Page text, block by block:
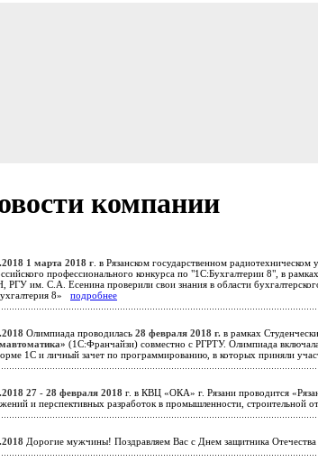
компании
1 марта 2018 г. в Рязанском государственном радиотехническом
профессионального конкурса по "1С:Бухгалтерии 8", в
им. С.А. Есенина проверили свои знания в области
8» подробнее
Олимпиада проводилась 28 февраля 2018 г. в рамках
(1С:Франчайзи) совместно с РГРТУ. Олимпиада
1С и личный зачет по программированию, в которых приняли
27 - 28 февраля 2018 г. в КВЦ «ОКА» г. Рязани проводится
и перспективных разработок в промышленности,
Дорогие мужчины! Поздравляем Вас с Днем защитника